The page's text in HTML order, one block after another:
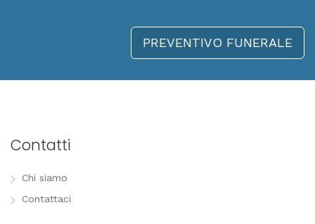
PREVENTIVO FUNERALE
Contatti
Chi siamo
Contattaci